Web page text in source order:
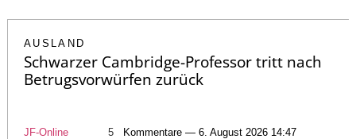
AUSLAND
Schwarzer Cambridge-Professor tritt nach
Betrugsvorwürfen zurück
JF-Online 5 Kommentare — 6. August 2026 14:47